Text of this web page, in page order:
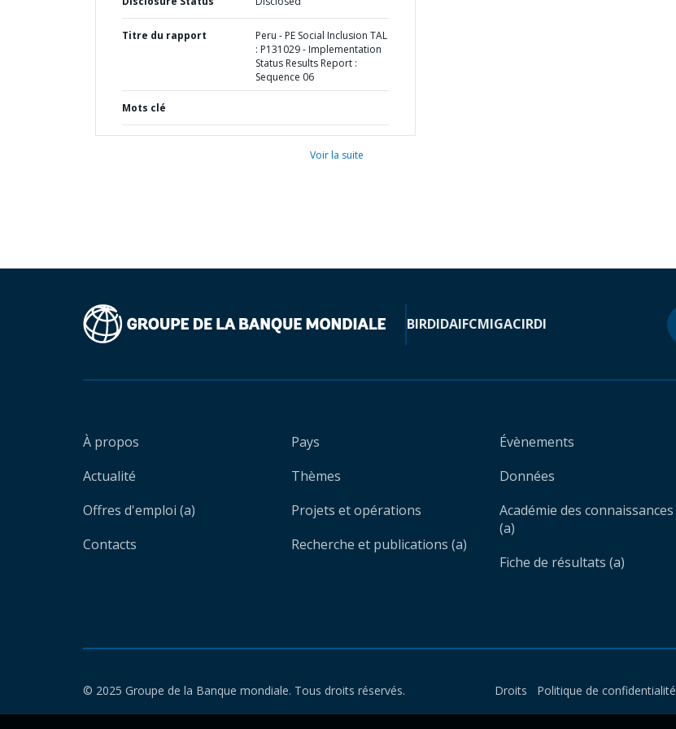
Titre du rapport
Peru - PE Social Inclusion TAL
: P131029 - Implementation
Status Results Report :
Sequence 06
Mots clé
Voir la suite
BIRDIDAIFCMIGACIRDI
À propos
Actualité
Offres d'emploi (a)
Contacts
Pays
Thèmes
Projets et opérations
Recherche et publications (a)
Évènements
Données
Académie des connaissances
(a)
Fiche de résultats (a)
© 2025 Groupe de la Banque mondiale. Tous droits réservés. Droits Politique de confidentialité